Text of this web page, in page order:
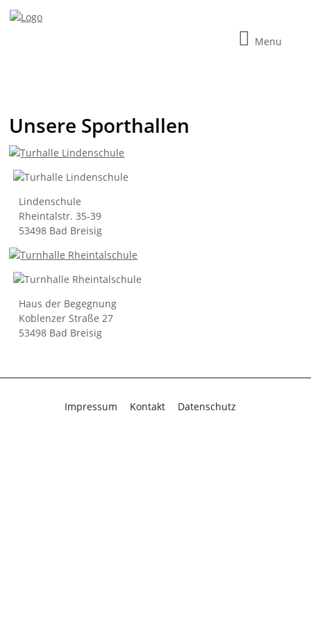
Menu
Unsere Sporthallen
Lindenschule
Rheintalstr. 35-39
53498 Bad Breisig
Haus der Begegnung
Koblenzer Straße 27
53498 Bad Breisig
Navigation
Impressum Kontakt Datenschutz